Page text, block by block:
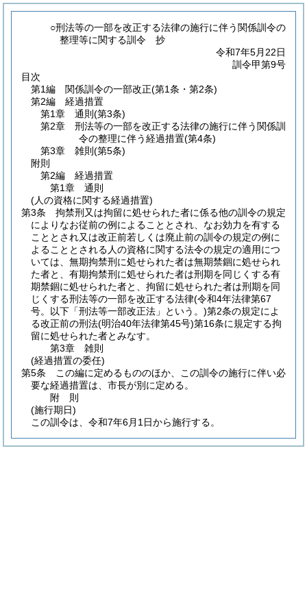
○刑法等の一部を改正する法律の施行に伴う関係訓令の
整理等に関する訓令 抄
令和7年5月22日
訓令甲第9号
目次
第1編
関係訓令の一部改正(第1条・第2条)
第2編
経過措置
第1章
通則 (第3条)
第2章
刑法等の一部を改正する法律の施行に伴う関係訓
令の整理に伴う経過措置(第4条)
第3章
雑則 (第5条)
附則
第2編
経過措置
第1章
通則
(人の資格に関する経過措置)
第3条
拘禁刑又は拘留に処せられた者に係る他の訓令の規定
によりなお従前の例によることとされ、なお効力を有する
こととされ又は改正前若しくは廃止前の訓令の規定の例に
よることとされる人の資格に関する法令の規定の適用につ
いては、無期拘禁刑に処せられた者は無期禁錮に処せられ
た者と、有期拘禁刑に処せられた者は刑期を同じくする有
期禁錮に処せられた者と、拘留に処せられた者は刑期を同
じくする刑法等の一部を改正する法律(令和4年法律第67
号。以下「刑法等一部改正法」という。)第2条の規定によ
る改正前の刑法(明治40年法律第45号)第16条に規定する拘
留に処せられた者とみなす。
第3章
雑則
(経過措置の委任)
第5条
この編に定めるもののほか、この訓令の施行に伴い必
要な経過措置は、市長が別に定める。
附 則
(施行期日)
この訓令は、令和7年6月1日から施行する。